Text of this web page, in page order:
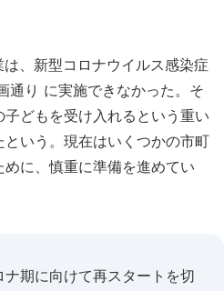
、新型コロナウイルス感染症
通り に実施できなかった。そ
どもを受け入れるという重い
いう。現在はいくつかの市町
に、慎重に準備を進めてい
ナ期に向けて再スタートを切